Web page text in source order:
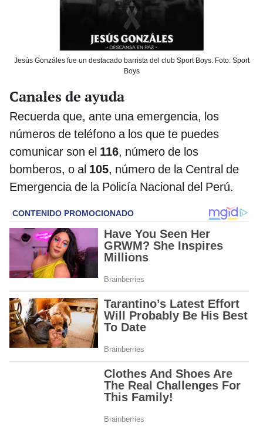
Jesús Gonzáles fue un destacado barrista del club Sport Boys. Foto: Sport
Boys
Canales de ayuda
Recuerda que, ante una emergencia, los
números de teléfono a los que te puedes
comunicar son el 116, número de los
bomberos, o al 105, número de la Central de
Emergencia de la Policía Nacional del Perú.